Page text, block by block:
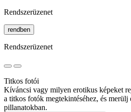
Rendszerüzenet
rendben
Rendszerüzenet
Titkos fotói
Kíváncsi vagy milyen erotikus képeket
a titkos fotók megtekintéséhez, és merülj
pillanatokban.